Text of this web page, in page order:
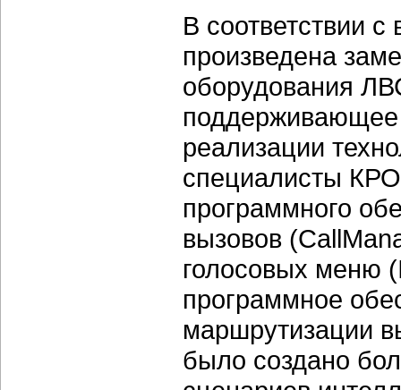
В соответствии
произведена
оборудования
реализации
специалисты
программного
вызовов
голосовых меню
программное
маршрутизации
было создано